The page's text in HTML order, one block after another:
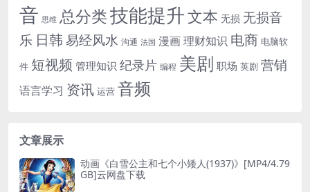
音 思维 总分类技能提升文本 无损 无损音
乐 日韩易经风水 沟通 法国 漫画理财知识 电商 电脑软
件 短视频 管理知识 纪录片 编程 美剧 职场 英剧 营销
语言学习 资讯 运营 音频
文章展示
动画《白雪公主和七个小矮人(1937)》[MP4/4.79
GB]云网盘下载